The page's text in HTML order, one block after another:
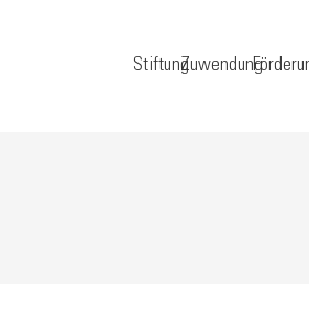
StiftungZuwendung